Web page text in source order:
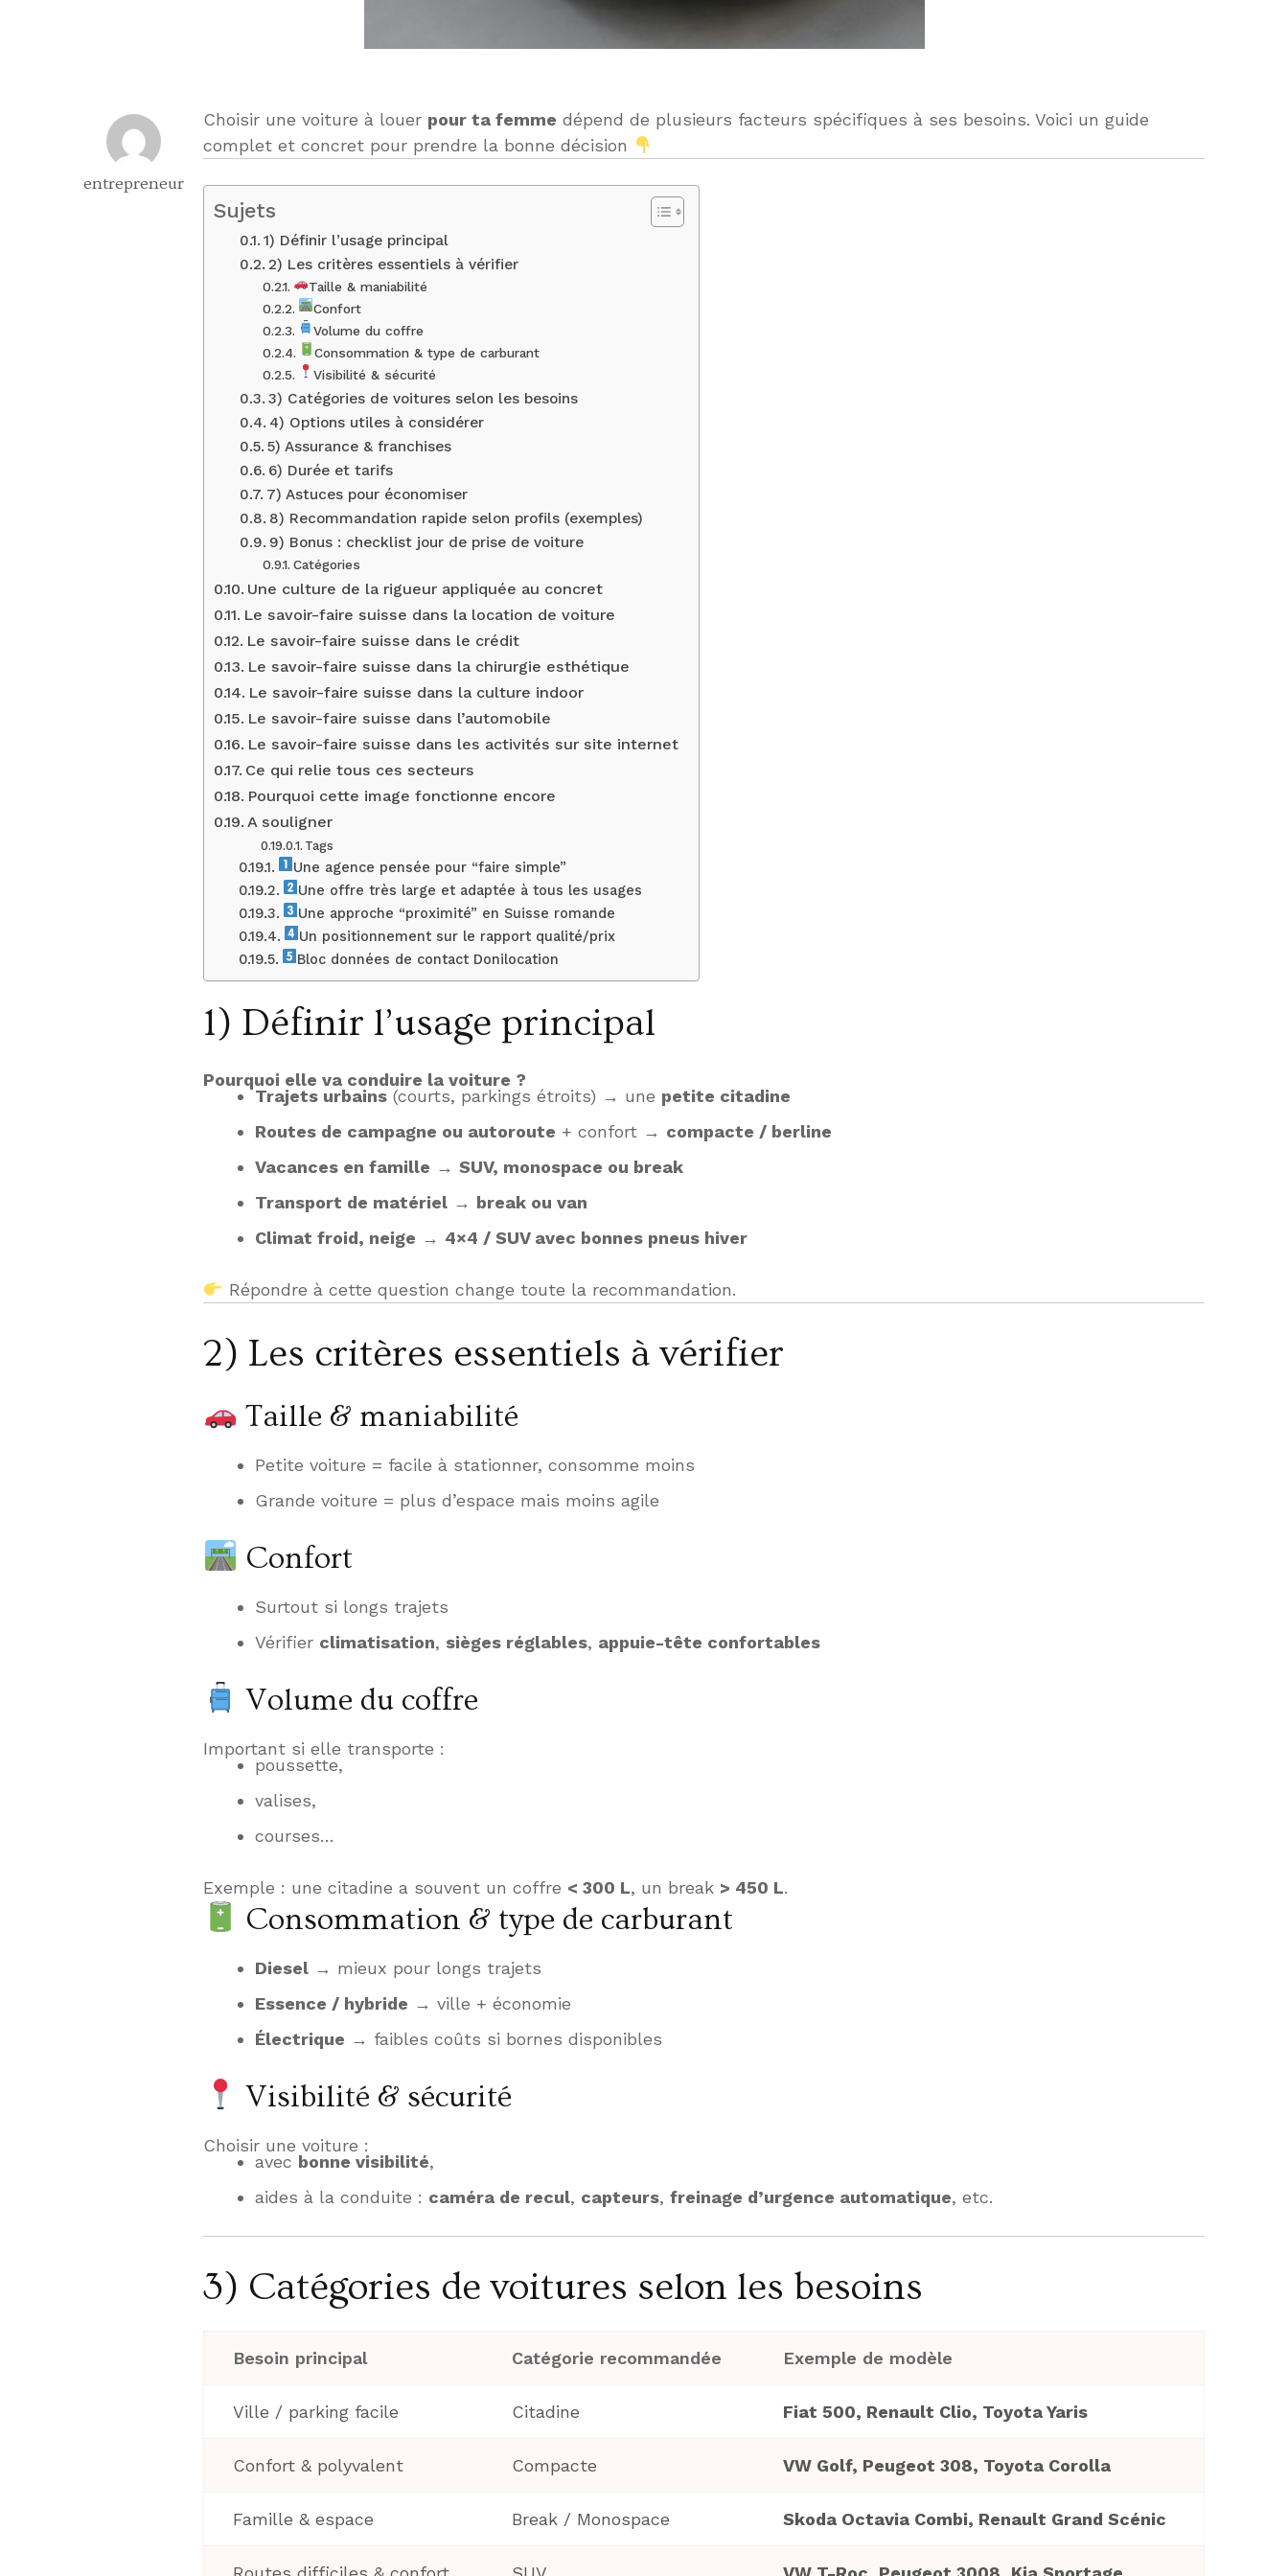
entrepreneur
Choisir une voiture à louer pour ta femme dépend de plusieurs facteurs spécifiques à ses besoins. Voici un guide
complet et concret pour prendre la bonne décision
Sujets
1) Définir l’usage principal
2) Les critères essentiels à vérifier
Taille & maniabilité
Confort
Volume du coffre
Consommation & type de carburant
Visibilité & sécurité
3) Catégories de voitures selon les besoins
4) Options utiles à considérer
5) Assurance & franchises
6) Durée et tarifs
7) Astuces pour économiser
8) Recommandation rapide selon profils (exemples)
9) Bonus : checklist jour de prise de voiture
Catégories
Une culture de la rigueur appliquée au concret
Le savoir-faire suisse dans la location de voiture
Le savoir-faire suisse dans le crédit
Le savoir-faire suisse dans la chirurgie esthétique
Le savoir-faire suisse dans la culture indoor
Le savoir-faire suisse dans l’automobile
Le savoir-faire suisse dans les activités sur site internet
Ce qui relie tous ces secteurs
Pourquoi cette image fonctionne encore
A souligner
Tags
Une agence pensée pour “faire simple”
Une offre très large et adaptée à tous les usages
Une approche “proximité” en Suisse romande
Un positionnement sur le rapport qualité/prix
Bloc données de contact Donilocation
1) Définir l’usage principal
Pourquoi elle va conduire la voiture ?
Trajets urbains (courts, parkings étroits) → une petite citadine
Routes de campagne ou autoroute + confort → compacte / berline
Vacances en famille → SUV, monospace ou break
Transport de matériel → break ou van
Climat froid, neige → 4×4 / SUV avec bonnes pneus hiver
Répondre à cette question change toute la recommandation.
2) Les critères essentiels à vérifier
Taille & maniabilité
Petite voiture = facile à stationner, consomme moins
Grande voiture = plus d’espace mais moins agile
Confort
Surtout si longs trajets
Vérifier climatisation, sièges réglables, appuie-tête confortables
Volume du coffre
Important si elle transporte :
poussette,
valises,
courses…
Exemple : une citadine a souvent un coffre < 300 L, un break > 450 L.
Consommation & type de carburant
Diesel → mieux pour longs trajets
Essence / hybride → ville + économie
Électrique → faibles coûts si bornes disponibles
Visibilité & sécurité
Choisir une voiture :
avec bonne visibilité,
aides à la conduite : caméra de recul, capteurs, freinage d’urgence automatique, etc.
3) Catégories de voitures selon les besoins
Besoin principal Catégorie recommandée Exemple de modèle
Ville / parking facile Citadine Fiat 500, Renault Clio, Toyota Yaris
Confort & polyvalent Compacte VW Golf, Peugeot 308, Toyota Corolla
Famille & espace Break / Monospace Skoda Octavia Combi, Renault Grand Scénic